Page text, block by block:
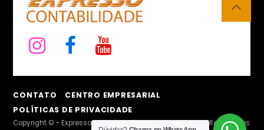
CONTATO
CENTRO EMPRESARIAL
POLÍTICAS DE PRIVACIDADE
Copyright © - Expresso Contabilidade - Todos os Direitos Reservados